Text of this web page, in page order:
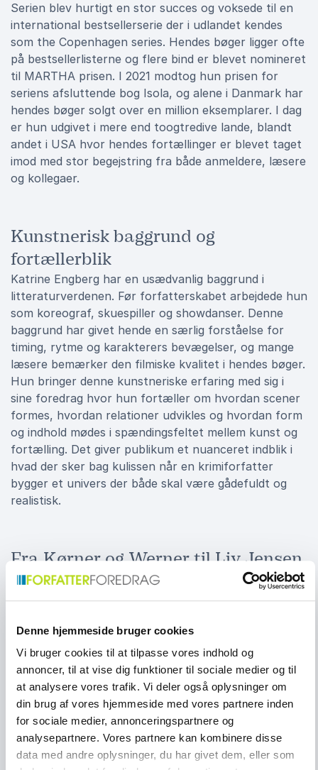
Denne hjemmeside bruger cookies
Vi bruger cookies til at tilpasse vores indhold og
annoncer, til at vise dig funktioner til sociale medier og til
at analysere vores trafik. Vi deler også oplysninger om
din brug af vores hjemmeside med vores partnere inden
for sociale medier, annonceringspartnere og
analysepartnere. Vores partnere kan kombinere disse
data med andre oplysninger, du har givet dem, eller som
Serien blev hurtigt en stor succes og voksede til en
international bestsellerserie der i udlandet kendes
som the Copenhagen series. Hendes bøger ligger ofte
på bestsellerlisterne og flere bind er blevet nomineret
til MARTHA prisen. I 2021 modtog hun prisen for
seriens afsluttende bog Isola, og alene i Danmark har
hendes bøger solgt over en million eksemplarer. I dag
er hun udgivet i mere end toogtredive lande, blandt
andet i USA hvor hendes fortællinger er blevet taget
imod med stor begejstring fra både anmeldere, læsere
og kollegaer.
Kunstnerisk baggrund og
fortællerblik
Katrine Engberg har en usædvanlig baggrund i
litteraturverdenen. Før forfatterskabet arbejdede hun
som koreograf, skuespiller og showdanser. Denne
baggrund har givet hende en særlig forståelse for
timing, rytme og karakterers bevægelser, og mange
læsere bemærker den filmiske kvalitet i hendes bøger.
Hun bringer denne kunstneriske erfaring med sig i
sine foredrag hvor hun fortæller om hvordan scener
formes, hvordan relationer udvikles og hvordan form
og indhold mødes i spændingsfeltet mellem kunst og
fortælling. Det giver publikum et nuanceret indblik i
hvad der sker bag kulissen når en krimiforfatter
bygger et univers der både skal være gådefuldt og
realistisk.
Fra Kørner og Werner til Liv Jensen
Efter den store succes med Copenhagen serien
efterforskeren og privatdetektiven Liv Jensen i
centrum. Serien blev hurtigt mødt med ros for sin
stemning, sine karakterer og sin originale tilgang til
krimigenren. I 2023 udkom De hvide nætter som
cementerede at hun fortsat kan skabe universer der
både føles nye og dybt forankrede i den tradition hun
har været med til at forny. I sine foredrag fortæller
hun om arbejdet med at skifte serie, udvikle nye
karakterer og skabe et univers der både er